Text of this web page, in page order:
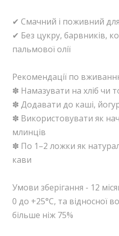
✔ Смачний і поживний для
✔ Без цукру, барвників,
пальмової олії
Рекомендації по
✽ Намазувати на хліб чи
✽ Додавати до каші,
✽ Використовувати як
млинців
✽ По 1–2 ложки як
кави
Умови зберігання - 12
0 до +25°С, та відносної
більше ніж 75%